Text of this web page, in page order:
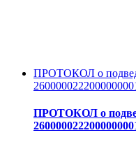
ПРОТОКОЛ о
ПРОТОКОЛ о